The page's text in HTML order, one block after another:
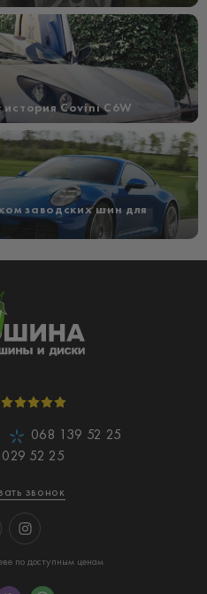
Covini C6W
заводских шин для
068 139 52 25
52 25
звонок
по доступным ценам